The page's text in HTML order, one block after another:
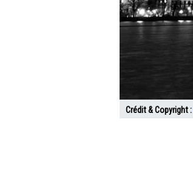
Crédit & Copyright :